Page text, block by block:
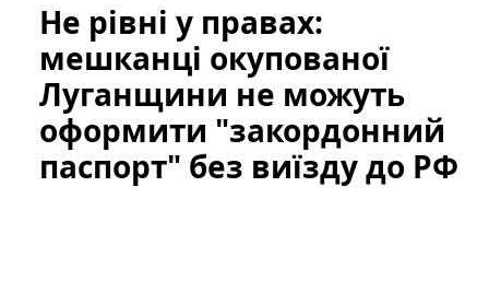
Не рівні у правах:
мешканці окупованої
Луганщини не можуть
оформити "закордонний
паспорт" без виїзду до РФ